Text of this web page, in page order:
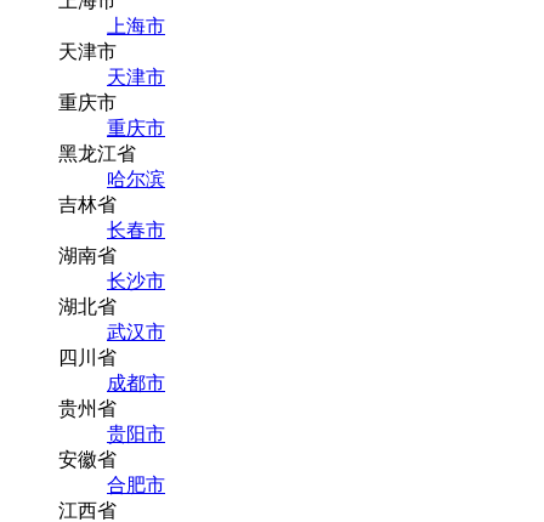
上海市
天津市
天津市
重庆市
重庆市
黑龙江省
哈尔滨
吉林省
长春市
湖南省
长沙市
湖北省
武汉市
四川省
成都市
贵州省
贵阳市
安徽省
合肥市
江西省